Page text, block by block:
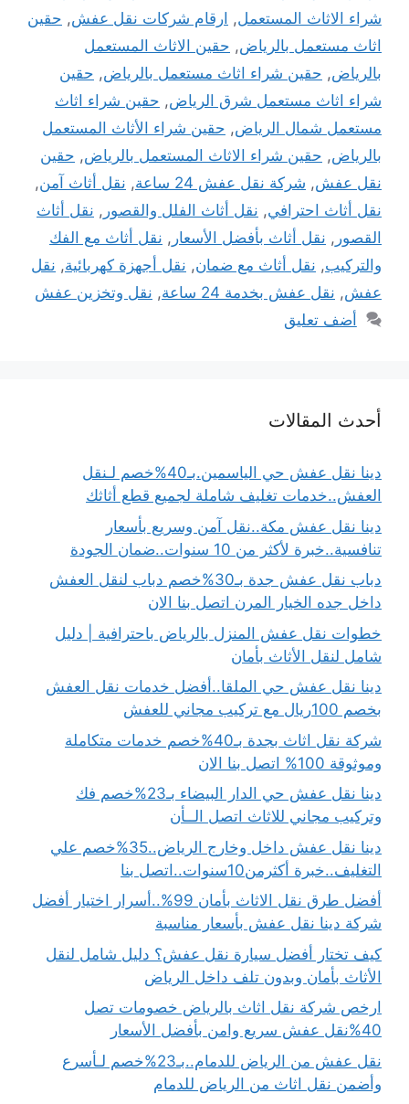
شراء الاثاث المستعمل, ارقام شركات نقل عفش, حقين
اثاث مستعمل بالرياض, حقين الاثاث المستعمل
بالرياض, حقين شراء اثاث مستعمل بالرياض, حقين
شراء اثاث مستعمل شرق الرياض, حقين شراء اثاث
مستعمل شمال الرياض, حقين شراء الأثاث المستعمل
بالرياض, حقين شراء الاثاث المستعمل بالرياض, حقين
نقل عفش, شركة نقل عفش 24 ساعة , نقل أثاث آمن,
نقل أثاث احترافي, نقل أثاث الفلل والقصور , نقل أثاث
القصور , نقل أثاث بأفضل الأسعار , نقل أثاث مع الفك
والتركيب, نقل أثاث مع ضمان, نقل أجهزة كهربائية, نقل
عفش, نقل عفش بخدمة 24 ساعة , نقل وتخزين عفش
أضف تعليق
أحدث المقالات
دينا نقل عفش حي الياسمين.بـ40%خصم لـنقل
العفش..خدمات تغليف شاملة لجميع قطع أثاثك
دينا نقل عفش مكة..نقل آمن وسريع بأسعار
تنافسية..خبرة لأكثر من 10 سنوات..ضمان الجودة
دباب نقل عفش جدة بـ30%خصم دباب لنقل العفش
داخل جده الخيار المرن اتصل بنا الان
خطوات نقل عفش المنزل بالرياض باحترافية | دليل
شامل لنقل الأثاث بأمان
دينا نقل عفش حي الملقا..أفضل خدمات نقل العفش
بخصم 100ريال مع تركيب مجاني للعفش
شركة نقل اثاث بجدة بـ40%خصم خدمات متكاملة
وموثوقة 100% اتصل بنا الان
دينا نقل عفش حي الدار البيضاء بـ23%خصم فك
وتركيب مجاني للاثاث اتصل الــأن
دينا نقل عفش داخل وخارج الرياض..35%خصم علي
التغليف..خبرة أكثرمن10سنوات..اتصل بنا
أفضل طرق نقل الاثاث بأمان 99%..أسرار اختيار أفضل
شركة دينا نقل عفش بأسعار مناسبة
كيف تختار أفضل سيارة نقل عفش؟ دليل شامل لنقل
الأثاث بأمان وبدون تلف داخل الرياض
ارخص شركة نقل اثاث بالرياض خصومات تصل
40%نقل عفش سريع وامن بأفضل الأسعار
نقل عفش من الرياض للدمام..بـ23%خصم لـأسرع
وأضمن نقل اثاث من الرياض للدمام